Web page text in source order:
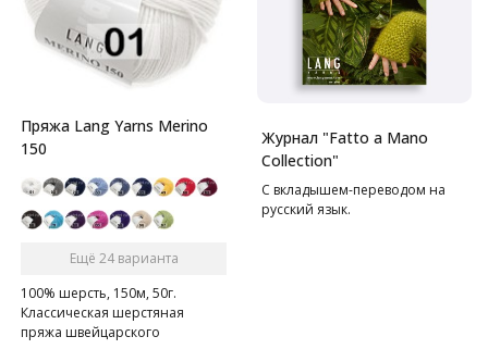
Пряжа Lang Yarns Merino
150
Ещё 24 варианта
100% шерсть, 150м, 50г.
Классическая шерстяная
пряжа швейцарского
Журнал "Fatto a Mano
Collection"
С вкладышем-переводом на
русский язык.